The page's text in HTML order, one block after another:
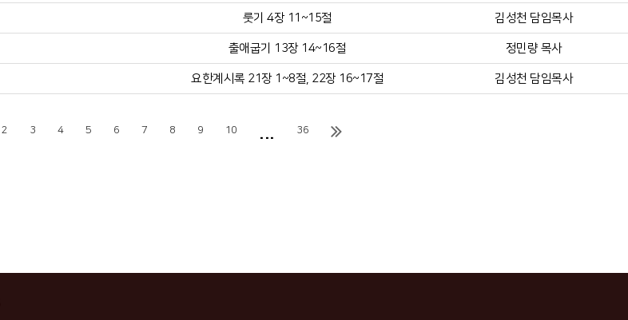
룻기 4장 11~15절 김성천 담임목사
출애굽기 13장 14~16절 정민량 목사
요한계시록 21장 1~8절, 22장 16~17절 김성천 담임목사
2 3 4 5 6 7 8 9 10 ... 36